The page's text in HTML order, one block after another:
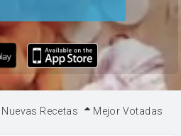
Nuevas Recetas Mejor Votadas